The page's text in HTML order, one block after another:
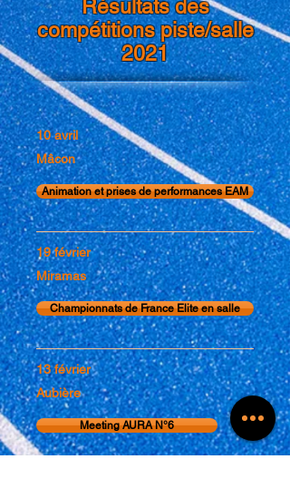
Résultats des
compétitions piste/salle
2021
10 avril
Mâcon
Animation et prises de performances EAM
19 février
Miramas
Championnats de France Elite en salle
13 février
Aubière
Meeting AURA N°6